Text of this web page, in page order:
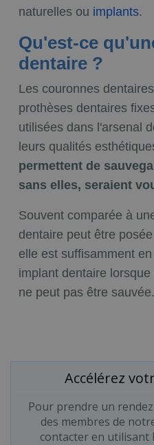
naturelles ou implants.
Qu'est-ce
dentaire ?
Les couronnes
prothèses dentaires
utilisées dans l'arsenal
leurs qualités
permettent de
sans elles, seraient
Souvent comparée à
dentaire peut être
elle est suffisamment
implant dentaire
ne peut pas être sauvée.
Accélérez
Pour prendre un
des membres de
contacter en utilisant